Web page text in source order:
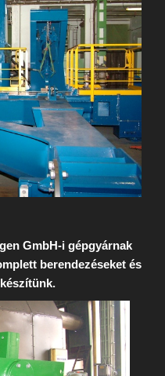
GmbH-i gépgyárnak
berendezéseket és